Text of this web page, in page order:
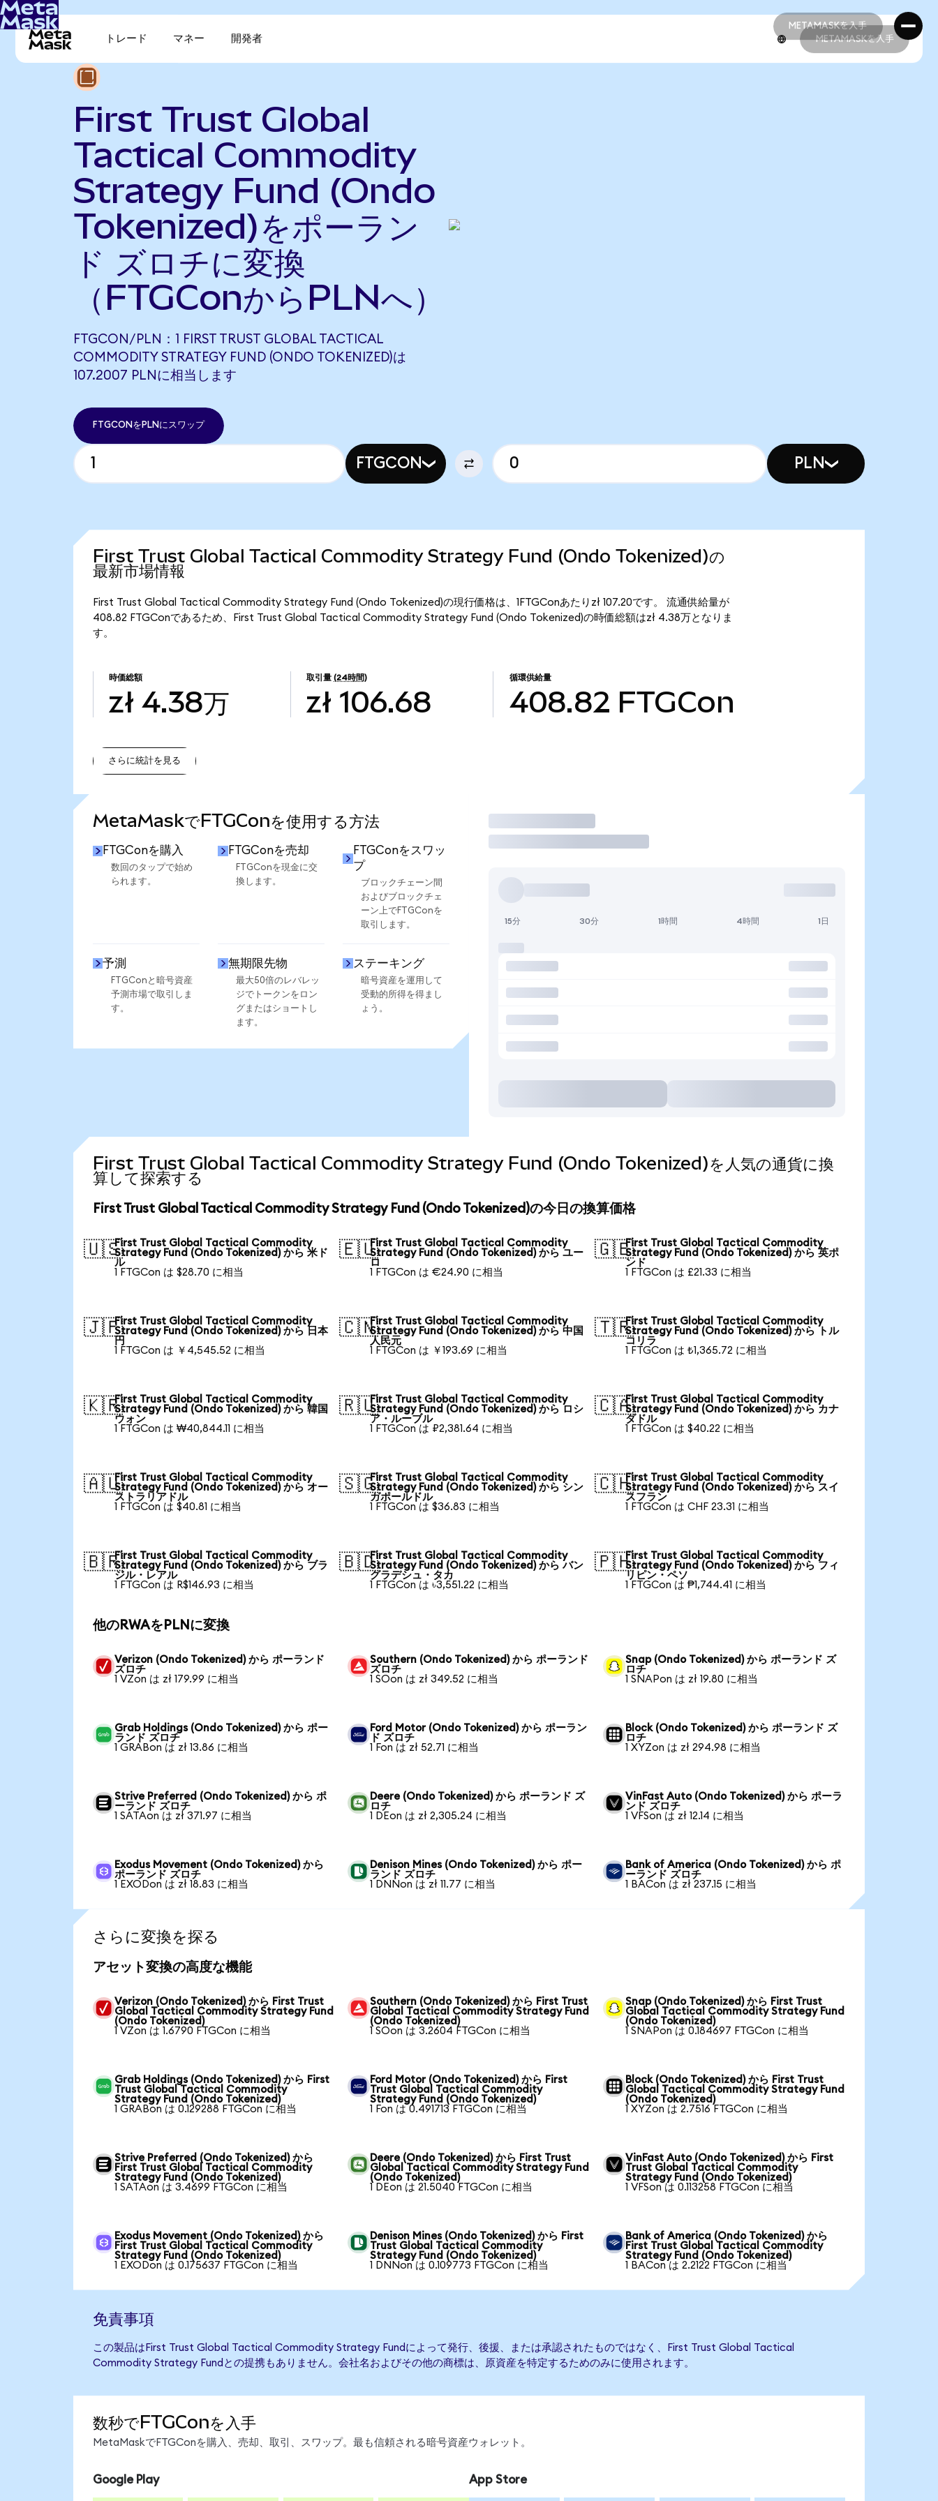
METAMASKを入手
METAMASKを入手
トレード マネー 開発者 METAMASKを入手
First Trust Global
Tactical Commodity
Strategy Fund (Ondo
Tokenized)をポーラン
ド ズロチに変換
（FTGConからPLNへ）
FTGCON/PLN：1 FIRST TRUST GLOBAL TACTICAL
COMMODITY STRATEGY FUND (ONDO TOKENIZED)は
107.2007 PLNに相当します
FTGCONをPLNにスワップ
FTGCON PLN
First Trust Global Tactical Commodity Strategy Fund (Ondo Tokenized)の
最新市場情報
First Trust Global Tactical Commodity Strategy Fund (Ondo Tokenized)の現行価格は、1FTGConあたりzł 107.20です。 流通供給量が
408.82 FTGConであるため、First Trust Global Tactical Commodity Strategy Fund (Ondo Tokenized)の時価総額はzł 4.38万となりま
す。
時価総額
zł 4.38万
取引量 (24時間)
zł 106.68
循環供給量
408.82 FTGCon
さらに統計を見る
MetaMaskでFTGConを使用する方法
FTGConを購入
数回のタップで始め
られます。
FTGConを売却
FTGConを現金に交
換します。
FTGConをスワッ
プ
ブロックチェーン間
およびブロックチェ
ーン上でFTGConを
取引します。
予測
FTGConと暗号資産
予測市場で取引しま
す。
無期限先物
最大50倍のレバレッ
ジでトークンをロン
グまたはショートし
ます。
ステーキング
暗号資産を運用して
受動的所得を得まし
ょう。
取引
15分 30分 1時間 4時間 1日
First Trust Global Tactical Commodity Strategy Fund (Ondo Tokenized)を人気の通貨に換
算して探索する
First Trust Global Tactical Commodity Strategy Fund (Ondo Tokenized)の今日の換算価格
🇺🇸First Trust Global Tactical Commodity
Strategy Fund (Ondo Tokenized) から 米ド
ル
1 FTGCon は $28.70 に相当
🇪🇺First Trust Global Tactical Commodity
Strategy Fund (Ondo Tokenized) から ユー
ロ
1 FTGCon は €24.90 に相当
🇬🇧First Trust Global Tactical Commodity
Strategy Fund (Ondo Tokenized) から 英ポ
ンド
1 FTGCon は £21.33 に相当
🇯🇵First Trust Global Tactical Commodity
Strategy Fund (Ondo Tokenized) から 日本
円
1 FTGCon は ￥4,545.52 に相当
🇨🇳First Trust Global Tactical Commodity
Strategy Fund (Ondo Tokenized) から 中国
人民元
1 FTGCon は ￥193.69 に相当
🇹🇷First Trust Global Tactical Commodity
Strategy Fund (Ondo Tokenized) から トル
コリラ
1 FTGCon は ₺1,365.72 に相当
🇰🇷First Trust Global Tactical Commodity
Strategy Fund (Ondo Tokenized) から 韓国
ウォン
1 FTGCon は ₩40,844.11 に相当
🇷🇺First Trust Global Tactical Commodity
Strategy Fund (Ondo Tokenized) から ロシ
ア・ルーブル
1 FTGCon は ₽2,381.64 に相当
🇨🇦First Trust Global Tactical Commodity
Strategy Fund (Ondo Tokenized) から カナ
ダドル
1 FTGCon は $40.22 に相当
🇦🇺First Trust Global Tactical Commodity
Strategy Fund (Ondo Tokenized) から オー
ストラリアドル
1 FTGCon は $40.81 に相当
🇸🇬First Trust Global Tactical Commodity
Strategy Fund (Ondo Tokenized) から シン
ガポールドル
1 FTGCon は $36.83 に相当
🇨🇭First Trust Global Tactical Commodity
Strategy Fund (Ondo Tokenized) から スイ
スフラン
1 FTGCon は CHF 23.31 に相当
🇧🇷First Trust Global Tactical Commodity
Strategy Fund (Ondo Tokenized) から ブラ
ジル・レアル
1 FTGCon は R$146.93 に相当
🇧🇩First Trust Global Tactical Commodity
Strategy Fund (Ondo Tokenized) から バン
グラデシュ・タカ
1 FTGCon は ৳3,551.22 に相当
🇵🇭First Trust Global Tactical Commodity
Strategy Fund (Ondo Tokenized) から フィ
リピン・ペソ
1 FTGCon は ₱1,744.41 に相当
他のRWAをPLNに変換
Verizon (Ondo Tokenized) から ポーランド
ズロチ
1 VZon は zł 179.99 に相当
Southern (Ondo Tokenized) から ポーランド
ズロチ
1 SOon は zł 349.52 に相当
Snap (Ondo Tokenized) から ポーランド ズ
ロチ
1 SNAPon は zł 19.80 に相当
Grab Holdings (Ondo Tokenized) から ポー
ランド ズロチ
1 GRABon は zł 13.86 に相当
Ford Motor (Ondo Tokenized) から ポーラン
ド ズロチ
1 Fon は zł 52.71 に相当
Block (Ondo Tokenized) から ポーランド ズ
ロチ
1 XYZon は zł 294.98 に相当
Strive Preferred (Ondo Tokenized) から ポ
ーランド ズロチ
1 SATAon は zł 371.97 に相当
Deere (Ondo Tokenized) から ポーランド ズ
ロチ
1 DEon は zł 2,305.24 に相当
VinFast Auto (Ondo Tokenized) から ポーラ
ンド ズロチ
1 VFSon は zł 12.14 に相当
Exodus Movement (Ondo Tokenized) から
ポーランド ズロチ
1 EXODon は zł 18.83 に相当
Denison Mines (Ondo Tokenized) から ポー
ランド ズロチ
1 DNNon は zł 11.77 に相当
Bank of America (Ondo Tokenized) から ポ
ーランド ズロチ
1 BACon は zł 237.15 に相当
さらに変換を探る
アセット変換の高度な機能
Verizon (Ondo Tokenized) から First Trust
Global Tactical Commodity Strategy Fund
(Ondo Tokenized)
1 VZon は 1.6790 FTGCon に相当
Southern (Ondo Tokenized) から First Trust
Global Tactical Commodity Strategy Fund
(Ondo Tokenized)
1 SOon は 3.2604 FTGCon に相当
Snap (Ondo Tokenized) から First Trust
Global Tactical Commodity Strategy Fund
(Ondo Tokenized)
1 SNAPon は 0.184697 FTGCon に相当
Grab Holdings (Ondo Tokenized) から First
Trust Global Tactical Commodity
Strategy Fund (Ondo Tokenized)
1 GRABon は 0.129288 FTGCon に相当
Ford Motor (Ondo Tokenized) から First
Trust Global Tactical Commodity
Strategy Fund (Ondo Tokenized)
1 Fon は 0.491713 FTGCon に相当
Block (Ondo Tokenized) から First Trust
Global Tactical Commodity Strategy Fund
(Ondo Tokenized)
1 XYZon は 2.7516 FTGCon に相当
Strive Preferred (Ondo Tokenized) から
First Trust Global Tactical Commodity
Strategy Fund (Ondo Tokenized)
1 SATAon は 3.4699 FTGCon に相当
Deere (Ondo Tokenized) から First Trust
Global Tactical Commodity Strategy Fund
(Ondo Tokenized)
1 DEon は 21.5040 FTGCon に相当
VinFast Auto (Ondo Tokenized) から First
Trust Global Tactical Commodity
Strategy Fund (Ondo Tokenized)
1 VFSon は 0.113258 FTGCon に相当
Exodus Movement (Ondo Tokenized) から
First Trust Global Tactical Commodity
Strategy Fund (Ondo Tokenized)
1 EXODon は 0.175637 FTGCon に相当
Denison Mines (Ondo Tokenized) から First
Trust Global Tactical Commodity
Strategy Fund (Ondo Tokenized)
1 DNNon は 0.109773 FTGCon に相当
Bank of America (Ondo Tokenized) から
First Trust Global Tactical Commodity
Strategy Fund (Ondo Tokenized)
1 BACon は 2.2122 FTGCon に相当
免責事項
この製品はFirst Trust Global Tactical Commodity Strategy Fundによって発行、後援、または承認されたものではなく、First Trust Global Tactical
Commodity Strategy Fundとの提携もありません。会社名およびその他の商標は、原資産を特定するためのみに使用されます。
数秒でFTGConを入手
MetaMaskでFTGConを購入、売却、取引、スワップ。最も信頼される暗号資産ウォレット。
Google Play App Store